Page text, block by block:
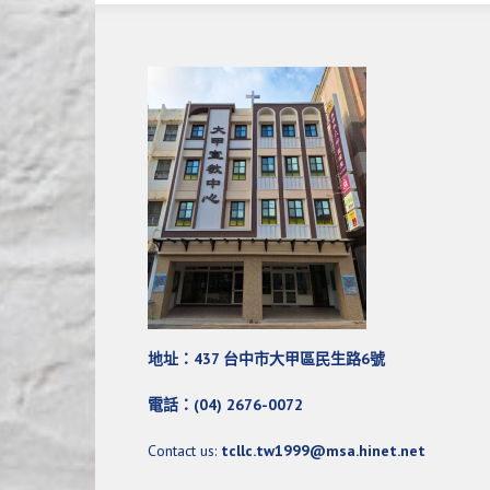
地址：437 台中市大甲區民生路6號
電話：(04) 2676-0072
Contact us: tcllc.tw1999@msa.hinet.net